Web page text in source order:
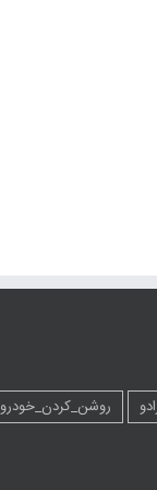
روشن_کردن_خودرو